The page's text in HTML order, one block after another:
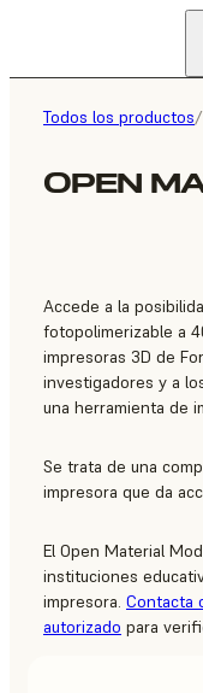
Todos los productos/
OPEN
Accede a la
fotopolimerizable a
impresoras 3D de
investigadores y a
una herramienta de
Se trata de una
impresora que da
El Open Material
instituciones
impresora. Contacta
autorizado para